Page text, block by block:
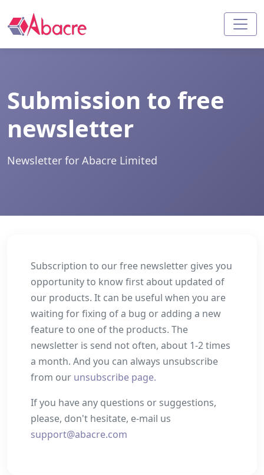
Submission to free
newsletter
Newsletter for Abacre Limited
Subscription to our free newsletter gives you
opportunity to know first about updated of
our products. It can be useful when you are
waiting for fixing of a bug or adding a new
feature to one of the products. The
newsletter is send not often, about 1-2 times
a month. And you can always unsubscribe
from our unsubscribe page.
If you have any questions or suggestions,
please, don't hesitate, e-mail us
support@abacre.com